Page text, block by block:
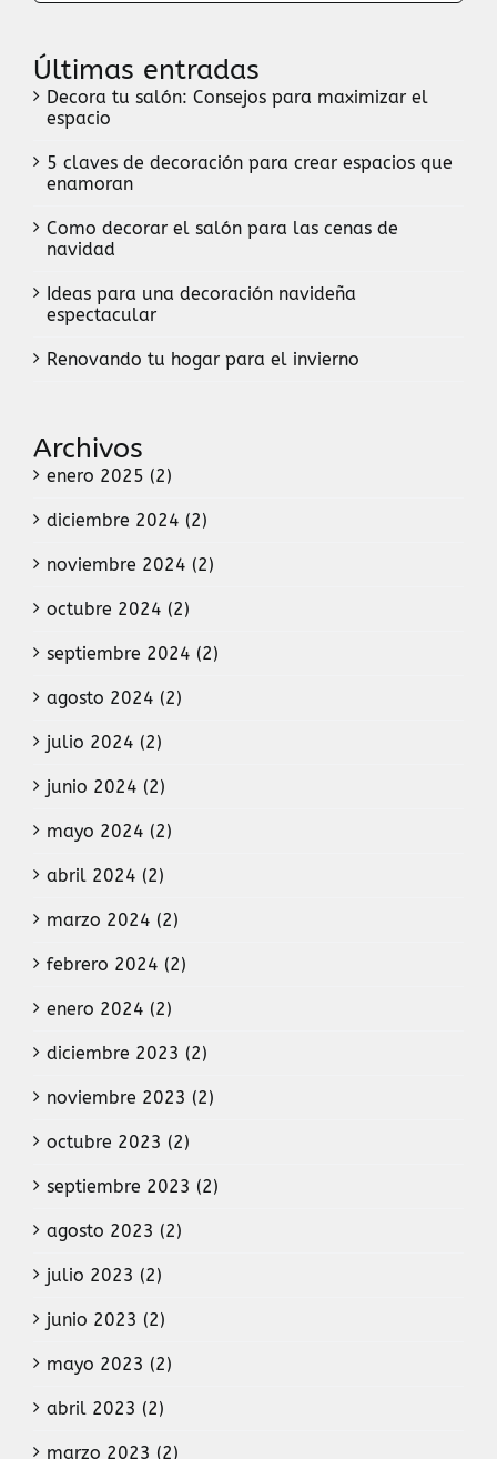
Últimas entradas
Decora tu salón: Consejos para maximizar el
espacio
5 claves de decoración para crear espacios que
enamoran
Como decorar el salón para las cenas de
navidad
Ideas para una decoración navideña
espectacular
Renovando tu hogar para el invierno
Archivos
enero 2025 (2)
diciembre 2024 (2)
noviembre 2024 (2)
octubre 2024 (2)
septiembre 2024 (2)
agosto 2024 (2)
julio 2024 (2)
junio 2024 (2)
mayo 2024 (2)
abril 2024 (2)
marzo 2024 (2)
febrero 2024 (2)
enero 2024 (2)
diciembre 2023 (2)
noviembre 2023 (2)
octubre 2023 (2)
septiembre 2023 (2)
agosto 2023 (2)
julio 2023 (2)
junio 2023 (2)
mayo 2023 (2)
abril 2023 (2)
marzo 2023 (2)